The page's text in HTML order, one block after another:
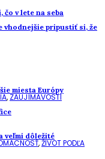
čo v lete na seba
vhodnejšie pripustiť si, že
miesta Európy
,ZAUJÍMAVOSTI
veľmi dôležité
,ŽIVOT PODĽA